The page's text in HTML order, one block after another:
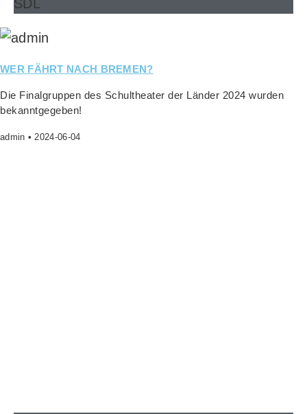
SDL
WER FÄHRT NACH BREMEN?
Die Final­grup­pen des Schul­thea­ter der Län­der 2024 wur­den
bekanntgegeben!
admin 2024-06-04